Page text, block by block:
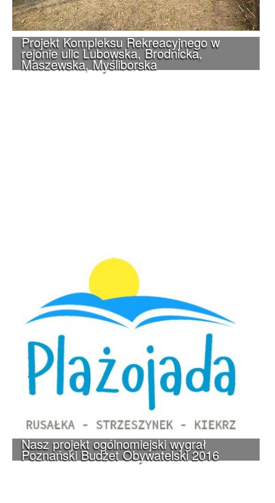
Projekt Kompleksu Rekreacyjnego w
rejonie ulic Lubowska, Brodnicka,
Maszewska, Myśliborska
Nasz projekt ogólnomiejski wygrał
Poznański Budżet Obywatelski 2016